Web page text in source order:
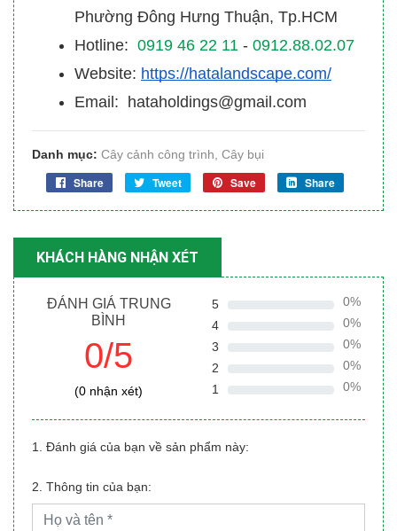
Phường Đông Hưng Thuận, Tp.HCM
Hotline: 0919 46 22 11 - 0912.88.02.07
Website: https://hatalandscape.com/
Email: hataholdings@gmail.com
Danh mục: Cây cảnh công trình, Cây bụi
Share Tweet Save Share
KHÁCH HÀNG NHẬN XÉT
ĐÁNH GIÁ TRUNG
BÌNH
0/5
(0 nhận xét)
5
0%
4
0%
3
0%
2
0%
1
0%
1. Đánh giá của bạn về sản phẩm này:
2. Thông tin của bạn: